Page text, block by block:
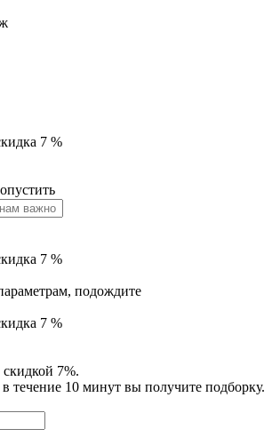
7 %
7 %
подождите
7 %
7%.
течение 10 минут вы получите подборку.